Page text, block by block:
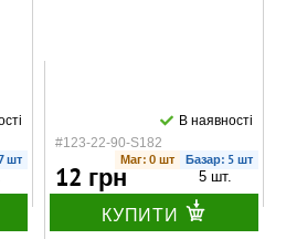
шт
#123-22-90-S182
В наявності
Маг: 0 шт Базар: 5 шт
12 грн 5 шт.
КУПИТИ